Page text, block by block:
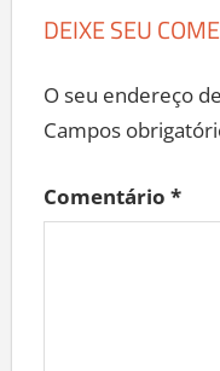
DEIXE SEU
O seu endereço
Campos
Comentário *